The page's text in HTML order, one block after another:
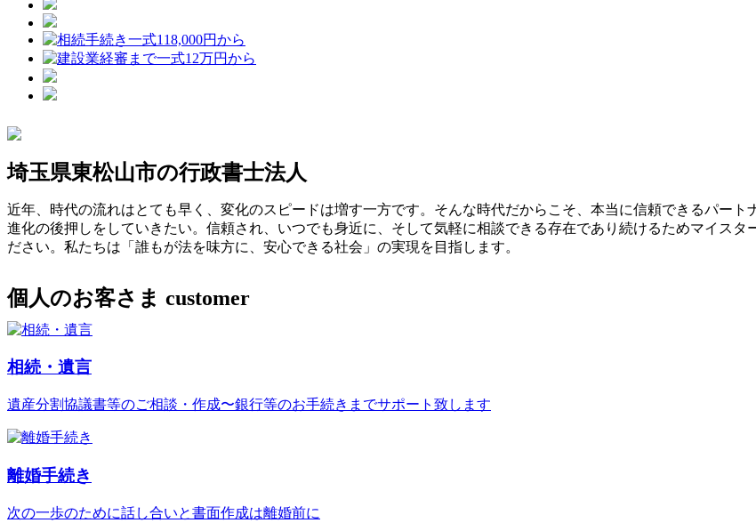
埼玉県東松山市の行政書士法人
近年、時代の流れはとても早く、変化のスピードは増す一方です。そんな時代だからこそ、本当に信頼できるパート
進化の後押しをしていきたい。信頼され、いつでも身近に、そして気軽に相談できる存在であり続けるためマイス
ださい。私たちは「誰もが法を味方に、安心できる社会」の実現を目指します。
個人のお客さま customer
相続・遺言
遺産分割協議書等のご相談・作成〜銀行等のお手続きまでサポート致します
離婚手続き
次の一歩のために話し合いと書面作成は離婚前に